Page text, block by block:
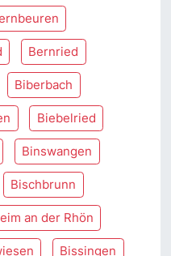
Bernried
Biberbach
Biebelried
Binswangen
Bischbrunn
an der Rhön
Bissingen